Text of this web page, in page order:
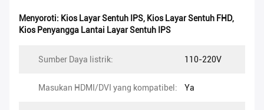
Menyoroti: Kios Layar Sentuh IPS, Kios Layar Sentuh FHD,
Kios Penyangga Lantai Layar Sentuh IPS
Sumber Daya listrik: 110-220V
Masukan HDMI/DVI yang kompatibel: Ya